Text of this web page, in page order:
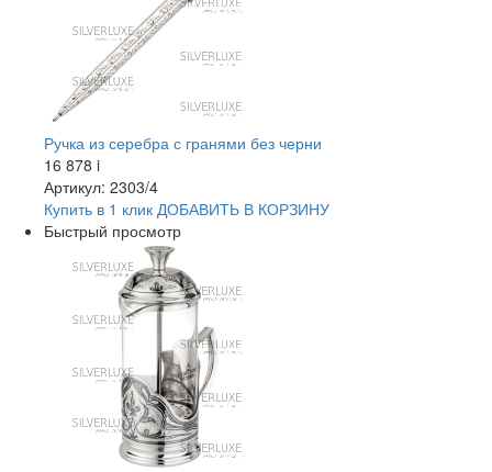
Ручка из серебра с гранями без черни
16 878 i
Артикул: 2303/4
Купить в 1 клик ДОБАВИТЬ В КОРЗИНУ
Быстрый просмотр